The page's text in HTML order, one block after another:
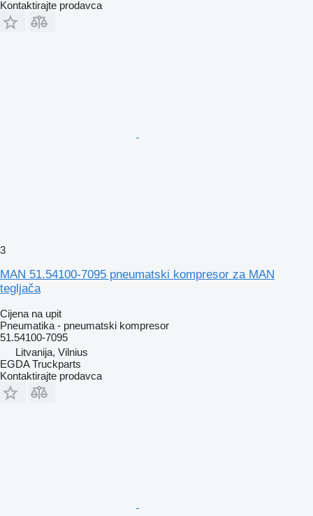
Kontaktirajte prodavca
3
MAN 51.54100-7095 pneumatski kompresor za MAN
tegljača
Cijena na upit
Pneumatika - pneumatski kompresor
51.54100-7095
Litvanija, Vilnius
EGDA Truckparts
Kontaktirajte prodavca